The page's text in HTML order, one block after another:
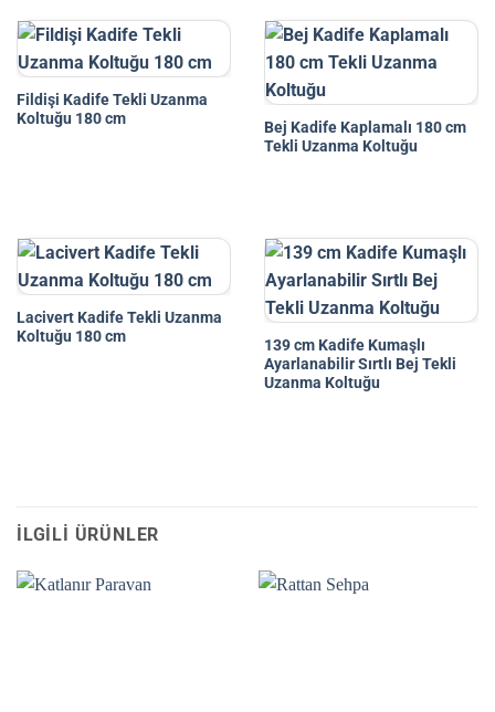
Fildişi Kadife Tekli Uzanma
Koltuğu 180 cm
Bej Kadife Kaplamalı 180 cm
Tekli Uzanma Koltuğu
Lacivert Kadife Tekli Uzanma
Koltuğu 180 cm
139 cm Kadife Kumaşlı
Ayarlanabilir Sırtlı Bej Tekli
Uzanma Koltuğu
İLGILI ÜRÜNLER